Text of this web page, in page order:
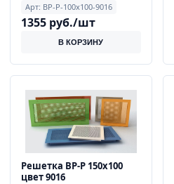
Арт: ВР-Р-100x100-9016
1355 руб./шт
В КОРЗИНУ
Решетка ВР-Р 150х100
цвет 9016